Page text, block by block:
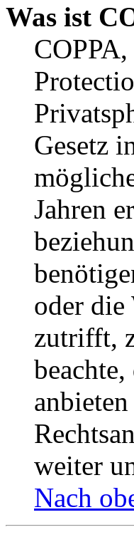
Was ist
Gesetz
Jahren
oder die
zutrifft,
weiter
Nach